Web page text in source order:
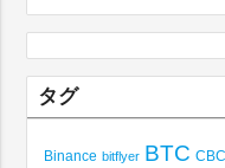
タグ
Binance bitflyer BTC